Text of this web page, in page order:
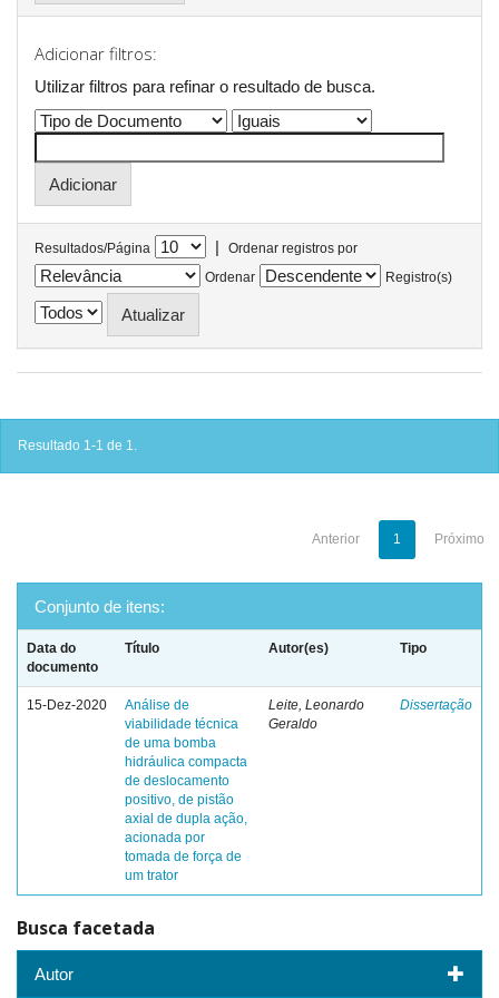
Adicionar filtros:
Utilizar filtros para refinar o resultado de busca.
Resultados/Página |
Ordenar registros por
Ordenar
Registro(s)
Resultado 1-1 de 1.
Anterior 1 Próximo
Conjunto de itens:
Data do
documento
Título Autor(es) Tipo
15-Dez-2020
Análise de
viabilidade técnica
de uma bomba
hidráulica compacta
de deslocamento
positivo, de pistão
axial de dupla ação,
acionada por
tomada de força de
um trator
Leite, Leonardo
Geraldo
Dissertação
Busca facetada
Autor